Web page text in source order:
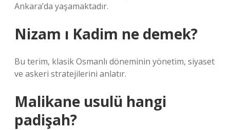
Ankara’da yaşamaktadır.
Nizam ı Kadim ne demek?
Bu terim, klasik Osmanlı döneminin yönetim, siyaset
ve askeri stratejilerini anlatır.
Malikane usulü hangi
padişah?